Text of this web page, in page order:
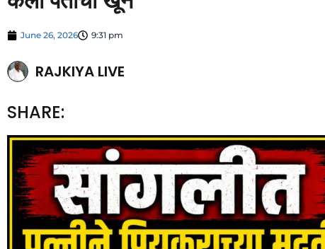
June 26, 2026 9:31 pm
RAJKIYA LIVE
SHARE: